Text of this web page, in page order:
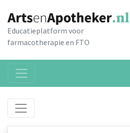
Educatieplatform voor
farmacotherapie en FTO